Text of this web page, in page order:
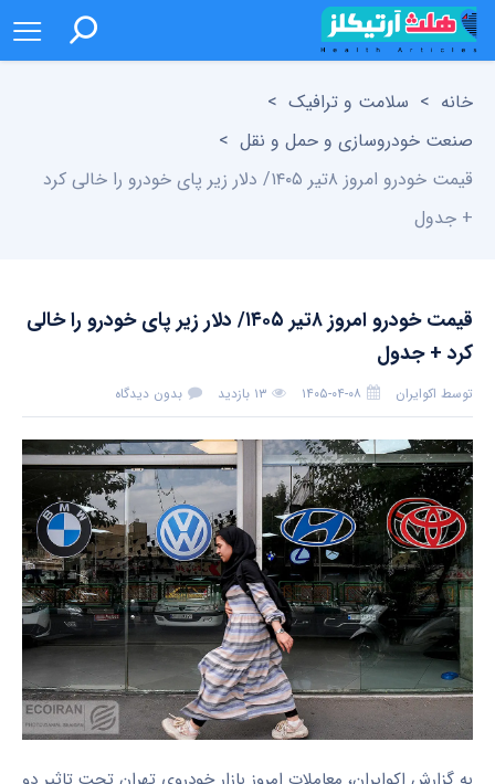
خانه > سلامت و ترافیک >
صنعت خودروسازی و حمل و نقل >
قیمت خودرو امروز ۸تیر ۱۴۰۵/ دلار زیر پای خودرو را خالی کرد
+ جدول
قیمت خودرو امروز ۸تیر ۱۴۰۵/ دلار زیر پای خودرو را خالی
کرد + جدول
توسط اکوایران ۱۴۰۵-۰۴-۰۸ ۱۳ بازدید بدون دیدگاه